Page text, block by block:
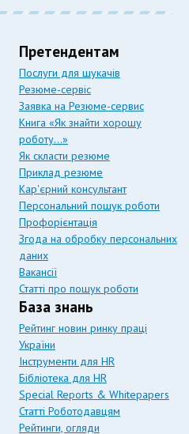
Претендентам
Послуги для шукачів
Резюме-сервіс
Заявка на Резюме-сервис
Книга «Як знайти хорошу
роботу…»
Як скласти резюме
Приклад резюме
Кар'єрний консультант
Персональний пошук роботи
Профорієнтація
Згода на обробку персональних
даних
Вакансії
Статті про пошук роботи
База знань
Рейтинг новин ринку праці
України
Інструменти для HR
Бібліотека для HR
Special Reports & Whitepapers
Статті Роботодавцям
Рейтинги, огляди